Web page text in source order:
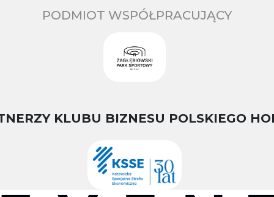
PODMIOT WSPÓŁPRACUJĄCY
KLUBU BIZNESU POLSKIEGO